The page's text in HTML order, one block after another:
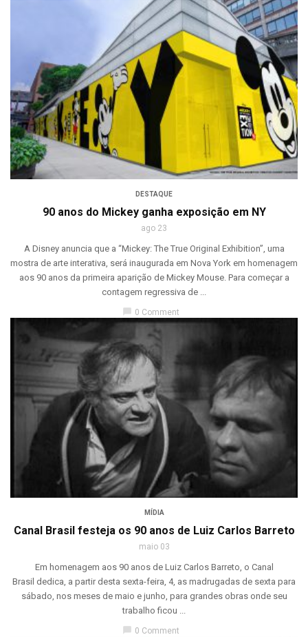
DESTAQUE
90 anos do Mickey ganha exposição em NY
ago 23
A Disney anuncia que a “Mickey: The True Original Exhibition”, uma
mostra de arte interativa, será inaugurada em Nova York em homenagem
aos 90 anos da primeira aparição de Mickey Mouse. Para começar a
contagem regressiva de ...
chat_bubble 0 Comment
MÍDIA
Canal Brasil festeja os 90 anos de Luiz Carlos Barreto
maio 03
Em homenagem aos 90 anos de Luiz Carlos Barreto, o Canal
Brasil dedica, a partir desta sexta-feira, 4, as madrugadas de sexta para
sábado, nos meses de maio e junho, para grandes obras onde seu
trabalho ficou ...
chat_bubble 0 Comment